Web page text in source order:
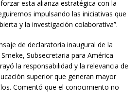
esta alianza estratégica con la
impulsando las iniciativas que
y la investigación colaborativa”.
de declaratoria inaugural de la
Subsecretaria para América
la responsabilidad y la relevancia de
superior que generan mayor
Comentó que el conocimiento no